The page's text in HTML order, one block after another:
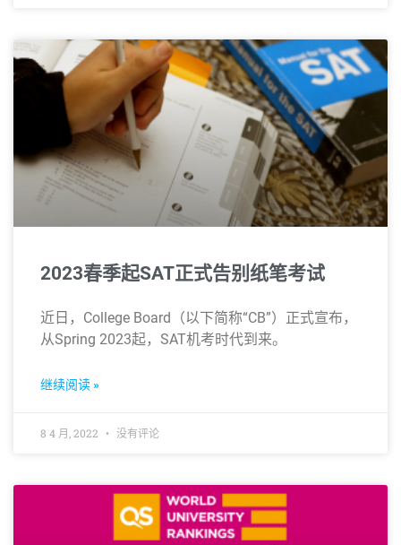
2023春季起SAT正式告别纸笔考试
近日，College Board（以下简称“CB”）正式宣布，
从Spring 2023起，SAT机考时代到来。
继续阅读 »
8 4 月, 2022 没有评论